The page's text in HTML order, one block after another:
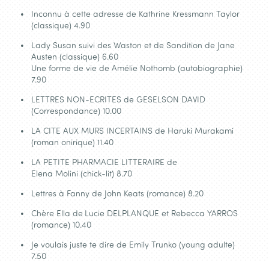
Inconnu à cette adresse de Kathrine Kressmann Taylor
(classique) 4.90
Lady Susan suivi des Waston et de Sandition de Jane
Austen (classique) 6.60
Une forme de vie de Amélie Nothomb (autobiographie)
7.90
LETTRES NON-ECRITES de GESELSON DAVID
(Correspondance) 10.00
LA CITE AUX MURS INCERTAINS de Haruki Murakami
(roman onirique) 11.40
LA PETITE PHARMACIE LITTERAIRE de
Elena Molini (chick-lit) 8.70
Lettres à Fanny de John Keats (romance) 8.20
Chère Ella de Lucie DELPLANQUE et Rebecca YARROS
(romance) 10.40
Je voulais juste te dire de Emily Trunko (young adulte)
7.50